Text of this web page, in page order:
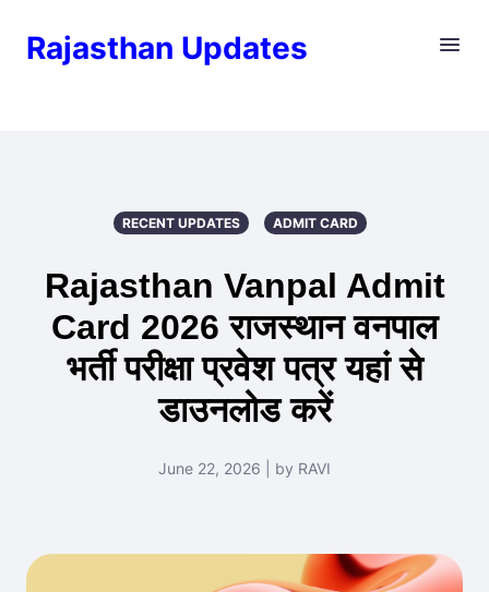
Rajasthan Updates
RECENT UPDATES ADMIT CARD
Rajasthan Vanpal Admit
Card 2026 राजस्थान वनपाल
भर्ती परीक्षा प्रवेश पत्र यहां से
डाउनलोड करें
June 22, 2026 | by RAVI